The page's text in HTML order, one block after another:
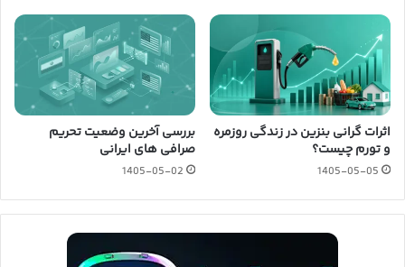
اثرات گرانی بنزین در زندگی روزمره
و تورم چیست؟
1405-05-05
بررسی آخرین وضعیت تحریم
صرافی های ایرانی
1405-05-02